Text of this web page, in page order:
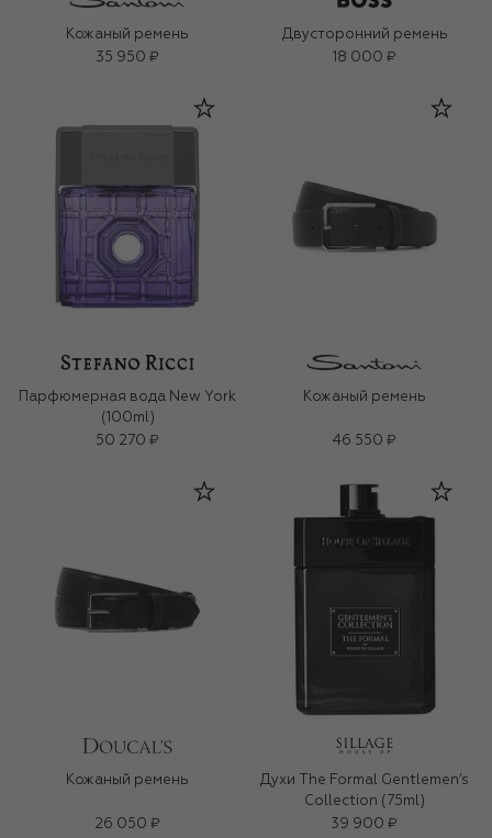
Кожаный ремень
35 950 ₽
Двусторонний ремень
18 000 ₽
Парфюмерная вода New York
(100ml)
50 270 ₽
Кожаный ремень
46 550 ₽
Кожаный ремень
26 050 ₽
Духи The Formal Gentlemen’s
Collection (75ml)
39 900 ₽